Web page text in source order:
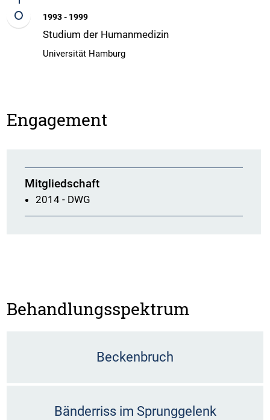
1993 - 1999
Studium der Humanmedizin
Universität Hamburg
Engagement
Mitgliedschaft
2014 - DWG
Behandlungsspektrum
Beckenbruch
Bänderriss im Sprunggelenk